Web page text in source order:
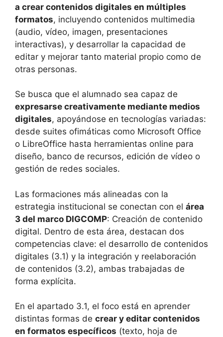
a crear contenidos digitales en múltiples
formatos, incluyendo contenidos multimedia
(audio, vídeo, imagen, presentaciones
interactivas), y desarrollar la capacidad de
editar y mejorar tanto material propio como de
otras personas.
Se busca que el alumnado sea capaz de
expresarse creativamente mediante medios
digitales, apoyándose en tecnologías variadas:
desde suites ofimáticas como Microsoft Office
o LibreOffice hasta herramientas online para
diseño, banco de recursos, edición de vídeo o
gestión de redes sociales.
Las formaciones más alineadas con la
estrategia institucional se conectan con el área
3 del marco DIGCOMP: Creación de contenido
digital. Dentro de esta área, destacan dos
competencias clave: el desarrollo de contenidos
digitales (3.1) y la integración y reelaboración
de contenidos (3.2), ambas trabajadas de
forma explícita.
En el apartado 3.1, el foco está en aprender
distintas formas de crear y editar contenidos
en formatos específicos (texto, hoja de